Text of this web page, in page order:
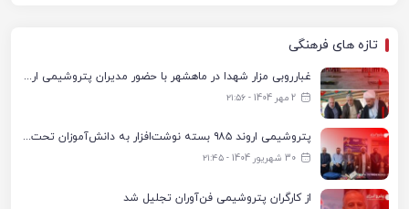
تازه های فرهنگی
غبارروبی مزار شهدا در ماهشهر با حضور مدیران پتروشیمی اروند و مسئولان شهری
2 مهر 1404 - ۲۱:۵۶
پتروشیمی اروند ۹۸۵ بسته نوشت‌افزار به دانش‌آموزان تحت پوشش کمیته امداد بندرماهشهر اهدا کرد
30 شهریور 1404 - ۲۱:۴۵
از کارگران پتروشیمی فن‌آوران تجلیل شد